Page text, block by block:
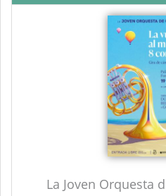
La Joven Orquesta